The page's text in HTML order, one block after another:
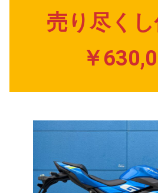
売り尽くし
￥